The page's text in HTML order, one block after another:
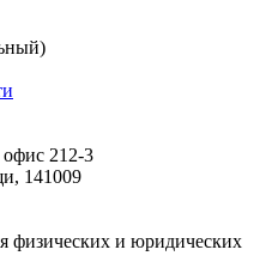
212-3
, 141009
физических и юридических